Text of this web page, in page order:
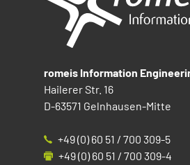
romeis Information
Hailerer Str. 16
D-63571 Gelnhausen-Mitte
+49 (0) 60 51 / 700 309-5
+49 (0) 60 51 / 700 309-4